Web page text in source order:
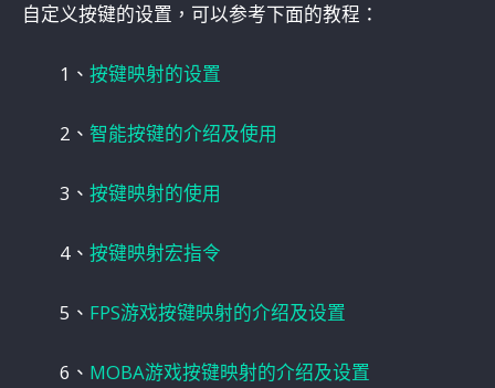
自定义按键的设置，可以参考下面的教程：
1、 按键映射的设置
2、 智能按键的介绍及使用
3、 按键映射的使用
4、 按键映射宏指令
5、 FPS游戏按键映射的介绍及设置
6、 MOBA游戏按键映射的介绍及设置